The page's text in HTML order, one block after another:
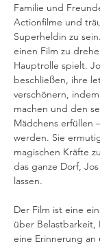
Familie und
Actionfilme und
Superheldin zu
einen Film zu
Hauptrolle spielt.
beschließen, ihre
verschönern,
machen und den
Mädchens erfüllen
werden. Sie
magischen Kräfte
das ganze Dorf,
lassen.
Der Film ist eine
über Belastbarkeit,
eine Erinnerung